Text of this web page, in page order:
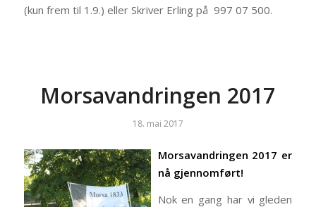
(kun frem til 1.9.) eller Skriver Erling på 997 07 500.
Morsavandringen 2017
18. mai 2017
Morsavandringen 2017 er
nå gjennomført!
Nok en gang har vi gleden